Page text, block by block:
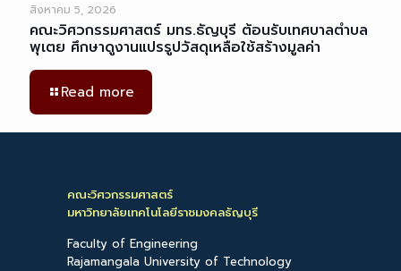
สิงหาคม 5, 2026
คณะวิศวกรรมศาสตร์ มทร.ธัญบุรี ต้อนรับเทศบาลตำบล
พุเตย ศึกษาดูงานแปรรูปวัสดุเหลือใช้สร้างมูลค่า
Read more
คณะวิศวกรรมศาสตร์
มหาวิทยาลัยเทคโนโลยีราชมงคลธัญบุรี
Faculty of Engineering
Rajamangala University of Technology